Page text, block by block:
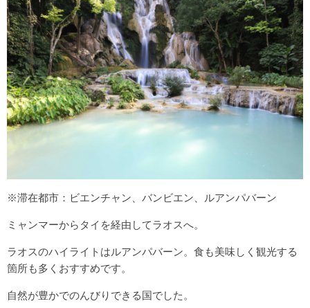
※滞在都市：ビエンチャン、バンビエン、ルアンパバーン
ミャンマーからタイを経由してラオスへ。
ラオスのハイライトはルアンパバーン。食も美味しく観光する
箇所も多くおすすめです。
自然が豊かでのんびりできる国でした。